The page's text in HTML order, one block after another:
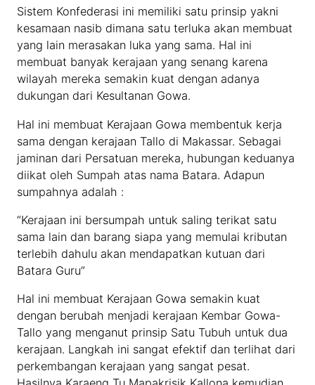
Sistem Konfederasi ini memiliki satu prinsip yakni
kesamaan nasib dimana satu terluka akan membuat
yang lain merasakan luka yang sama. Hal ini
membuat banyak kerajaan yang senang karena
wilayah mereka semakin kuat dengan adanya
dukungan dari Kesultanan Gowa.
Hal ini membuat Kerajaan Gowa membentuk kerja
sama dengan kerajaan Tallo di Makassar. Sebagai
jaminan dari Persatuan mereka, hubungan keduanya
diikat oleh Sumpah atas nama Batara. Adapun
sumpahnya adalah :
“Kerajaan ini bersumpah untuk saling terikat satu
sama lain dan barang siapa yang memulai kributan
terlebih dahulu akan mendapatkan kutuan dari
Batara Guru”
Hal ini membuat Kerajaan Gowa semakin kuat
dengan berubah menjadi kerajaan Kembar Gowa-
Tallo yang menganut prinsip Satu Tubuh untuk dua
kerajaan. Langkah ini sangat efektif dan terlihat dari
perkembangan kerajaan yang sangat pesat.